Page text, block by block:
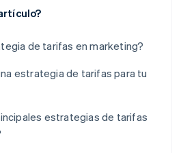
de tarifas en marketing?
estrategia de tarifas para tu
estrategias de tarifas